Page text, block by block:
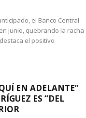
el Banco Central
junio, quebrando la racha
el positivo
EN ADELANTE”
ES “DEL